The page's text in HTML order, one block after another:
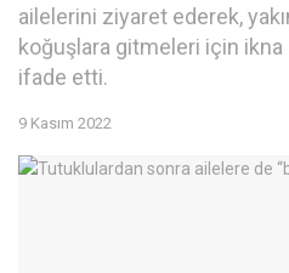
ailelerini ziyaret ederek,
koğuşlara gitmeleri için ikna
ifade etti.
9 Kasım 2022